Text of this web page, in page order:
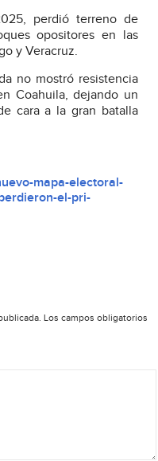
perdió terreno de
opositores en las
y Veracruz.
no mostró resistencia
Coahuila, dejando un
cara a la gran batalla
mapa-electoral-
el-pri-
Los campos obligatorios